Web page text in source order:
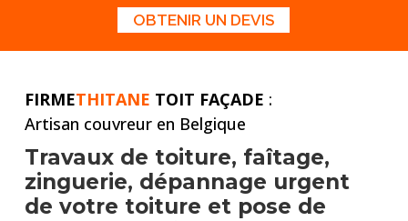
OBTENIR UN DEVIS
FIRMETHITANE TOIT FAÇADE :
Artisan couvreur en Belgique
Travaux de toiture, faîtage,
zinguerie, dépannage urgent
de votre toiture et pose de